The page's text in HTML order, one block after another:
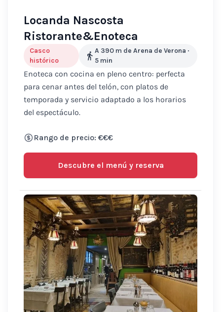
Locanda Nascosta
Ristorante&Enoteca
Casco
histórico
A 390 m de Arena de Verona ·
5 min
Enoteca con cocina en pleno centro: perfecta
para cenar antes del telón, con platos de
temporada y servicio adaptado a los horarios
del espectáculo.
Rango de precio: €€€
Descubre el menú y reserva